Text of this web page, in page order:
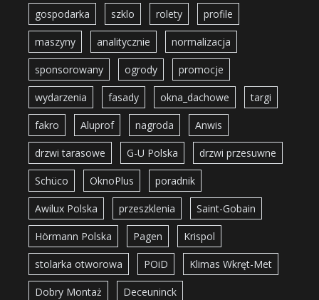
gospodarka szklo rolety profile
maszyny analitycznie normalizacja
sponsorowany ogrody promocje
wydarzenia fasady okna_dachowe targi
fakro Aluprof nagroda Anwis
drzwi tarasowe G-U Polska drzwi przesuwne
Schüco OknoPlus poradnik
Awilux Polska przeszklenia Saint-Gobain
Hörmann Polska Pagen Krispol
stolarka otworowa POiD Klimas Wkręt-Met
Dobry Montaż Deceuninck